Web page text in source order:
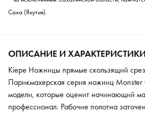
Саха (Якутия).
ОПИСАНИЕ И ХАРАКТЕРИСТИКИ
Kiepe Ножницы прямые скользящий
Парикмахерская серия ножниц Monster
модели, которые оценит начинающий
профессионал. Рабочие полотна